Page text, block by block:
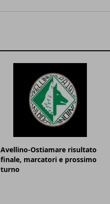
Avellino-Ostiamare risultato
finale, marcatori e prossimo
turno